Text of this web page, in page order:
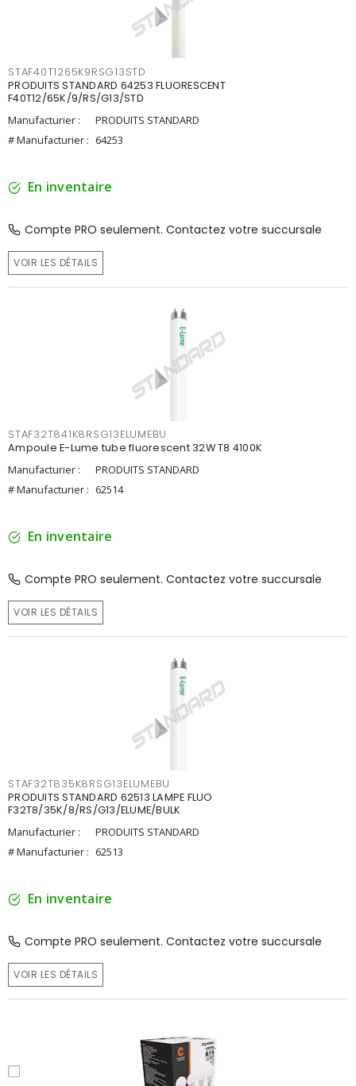
STAF40T1265K9RSG13STD
PRODUITS STANDARD 64253 FLUORESCENT
F40T12/65K/9/RS/G13/STD
Manufacturier :
PRODUITS STANDARD
# Manufacturier : 64253
En inventaire
Compte PRO seulement. Contactez votre succursale
VOIR LES DÉTAILS
STAF32T841K8RSG13ELUMEBU
Ampoule E-Lume tube fluorescent 32W T8 4100K
Manufacturier :
PRODUITS STANDARD
# Manufacturier : 62514
En inventaire
Compte PRO seulement. Contactez votre succursale
VOIR LES DÉTAILS
STAF32T835K8RSG13ELUMEBU
PRODUITS STANDARD 62513 LAMPE FLUO
F32T8/35K/8/RS/G13/ELUME/BULK
Manufacturier :
PRODUITS STANDARD
# Manufacturier : 62513
En inventaire
Compte PRO seulement. Contactez votre succursale
VOIR LES DÉTAILS